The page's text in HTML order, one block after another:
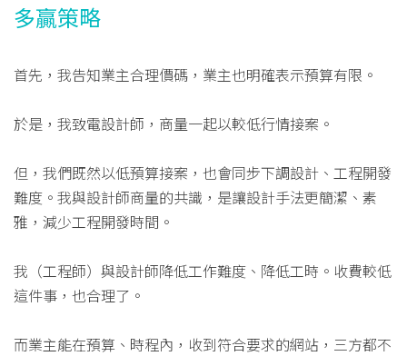
多贏策略
首先，我告知業主合理價碼，業主也明確表示預算有限。
於是，我致電設計師，商量一起以較低行情接案。
但，我們既然以低預算接案，也會同步下調設計、工程開發
難度。我與設計師商量的共識，是讓設計手法更簡潔、素
雅，減少工程開發時間。
我（工程師）與設計師降低工作難度、降低工時。收費較低
這件事，也合理了。
而業主能在預算、時程內，收到符合要求的網站，三方都不